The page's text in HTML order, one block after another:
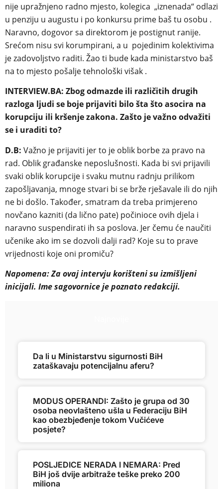
nije upražnjeno radno mjesto, kolegica „iznenada“ odlazi
u penziju u augustu i po konkursu prime baš tu osobu .
Naravno, dogovor sa direktorom je postignut ranije.
Srećom nisu svi korumpirani, a u pojedinim kolektivima
je zadovoljstvo raditi. Žao ti bude kada ministarstvo baš
na to mjesto pošalje tehnološki višak .
INTERVIEW.BA: Zbog odmazde ili različitih drugih
razloga ljudi se boje prijaviti bilo šta što asocira na
korupciju ili kršenje zakona. Zašto je važno odvažiti
se i uraditi to?
D.B: Važno je prijaviti jer to je oblik borbe za pravo na
rad. Oblik građanske neposlušnosti. Kada bi svi prijavili
svaki oblik korupcije i svaku mutnu radnju prilikom
zapošljavanja, mnoge stvari bi se brže rješavale ili do njih
ne bi došlo. Također, smatram da treba primjereno
novčano kazniti (da lično pate) počinioce ovih djela i
naravno suspendirati ih sa poslova. Jer čemu će naučiti
učenike ako im se dozvoli dalji rad? Koje su to prave
vrijednosti koje oni promiču?
Napomena: Za ovaj intervju korišteni su izmišljeni
inicijali. Ime sagovornice je poznato redakciji.
Da li u Ministarstvu sigurnosti BiH
zataškavaju potencijalnu aferu?
MODUS OPERANDI: Zašto je grupa od 30
osoba neovlašteno ušla u Federaciju BiH
kao obezbjeđenje tokom Vučićeve
posjete?
POSLJEDICE NERADA I NEMARA: Pred
BiH još dvije arbitraže teške preko 200
miliona